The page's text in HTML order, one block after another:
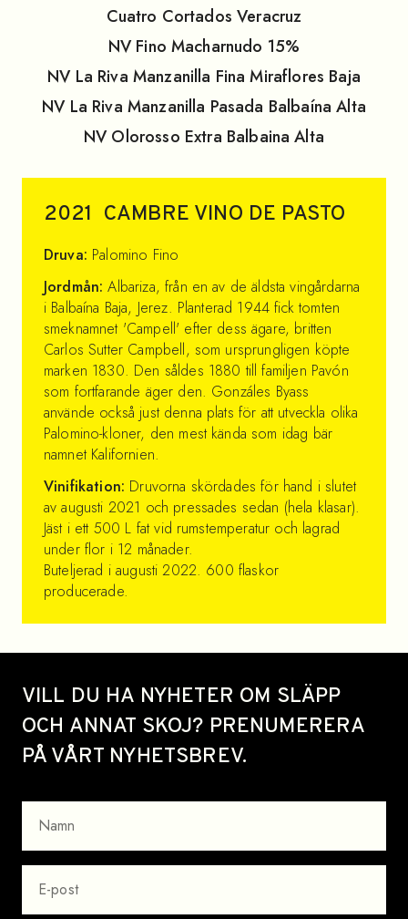
Cuatro Cortados Veracruz
NV Fino Macharnudo 15%
NV La Riva Manzanilla Fina Miraflores Baja
NV La Riva Manzanilla Pasada Balbaína Alta
NV Olorosso Extra Balbaina Alta
2021 CAMBRE VINO DE PASTO
Druva: Palomino Fino
Jordmån:Albariza, från en av de äldsta vingårdarna
i Balbaína Baja, Jerez. Planterad 1944 fick tomten
smeknamnet 'Campell' efter dess ägare, britten
Carlos Sutter Campbell, som ursprungligen köpte
marken 1830. Den såldes 1880 till familjen Pavón
som fortfarande äger den. Gonzáles Byass
använde också just denna plats för att utveckla olika
Palomino-kloner, den mest kända som idag bär
namnet Kalifornien.
Vinifikation: Druvorna skördades för hand i slutet
av augusti 2021 och pressades sedan (hela klasar).
Jäst i ett 500 L fat vid rumstemperatur och lagrad
under flor i 12 månader.
Buteljerad i augusti 2022. 600 flaskor
producerade.
Site footer
VILL DU HA NYHETER OM SLÄPP
OCH ANNAT SKOJ? PRENUMERERA
PÅ VÅRT NYHETSBREV.